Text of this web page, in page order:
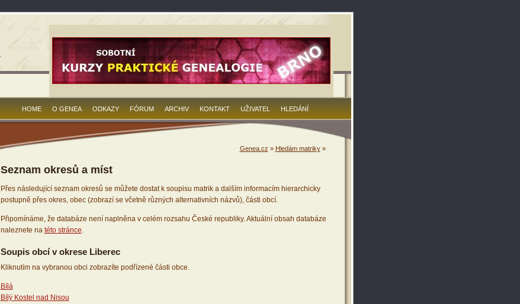
HOME O GENEA ODKAZY FÓRUM ARCHIV KONTAKT UŽIVATEL HLEDÁNÍ
Genea.cz » Hledám matriky»
Seznam okresů a míst
Přes následující seznam okresů se můžete dostat k soupisu matrik a dalším informacím hierarchicky
postupně přes okres, obec (zobrazí se včetně různých alternativních názvů), části obcí.
Připomínáme, že databáze není naplněna v celém rozsahu České republiky. Aktuální obsah databáze
naleznete na této stránce.
Soupis obcí v okrese Liberec
Kliknutím na vybranou obci zobrazíte podřízené části obce.
Bílá
Bílý Kostel nad Nisou